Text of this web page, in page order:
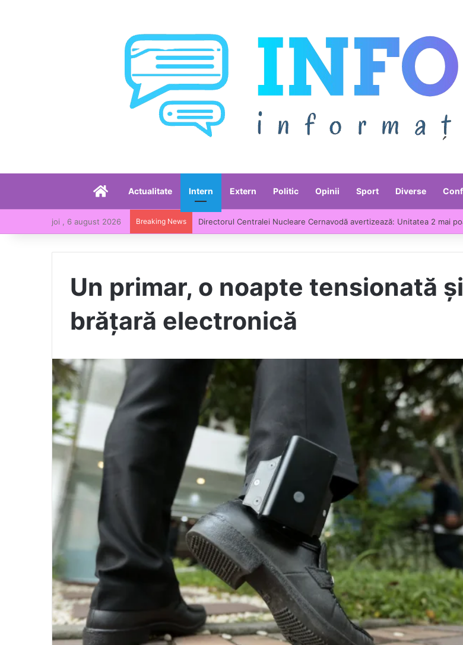
AcasăActualitate Intern Extern Politic Opinii Sport Diverse
joi , 6 august 2026 Breaking News Directorul Centralei Nucleare Cernavodă avertizează: Unitatea 2 mai
Un primar, o noapte tensionată
brățară electronică